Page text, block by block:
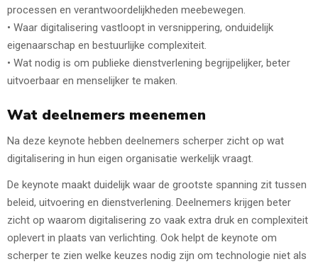
processen en verantwoordelijkheden meebewegen.
• Waar digitalisering vastloopt in versnippering, onduidelijk
eigenaarschap en bestuurlijke complexiteit.
• Wat nodig is om publieke dienstverlening begrijpelijker, beter
uitvoerbaar en menselijker te maken.
Wat deelnemers meenemen
Na deze keynote hebben deelnemers scherper zicht op wat
digitalisering in hun eigen organisatie werkelijk vraagt.
De keynote maakt duidelijk waar de grootste spanning zit tussen
beleid, uitvoering en dienstverlening. Deelnemers krijgen beter
zicht op waarom digitalisering zo vaak extra druk en complexiteit
oplevert in plaats van verlichting. Ook helpt de keynote om
scherper te zien welke keuzes nodig zijn om technologie niet als